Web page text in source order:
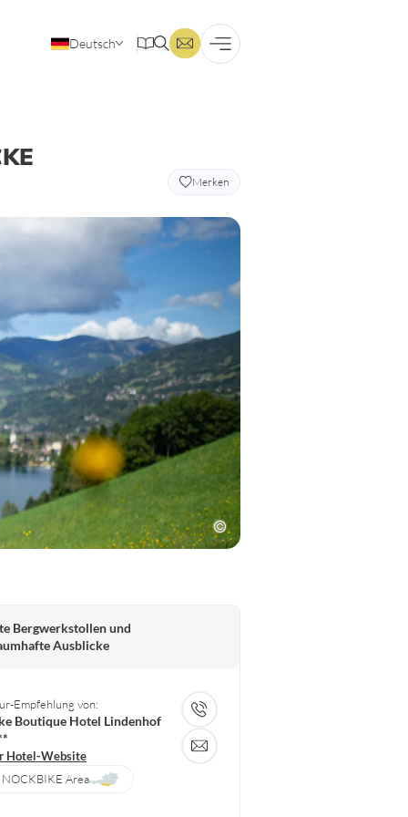
Deutsch
Englisch
Merken
Bergwerkstollen und
Ausblicke
Empfehlung von:
Boutique Hotel Lindenhof
Hotel-Website
NOCKBIKE Area